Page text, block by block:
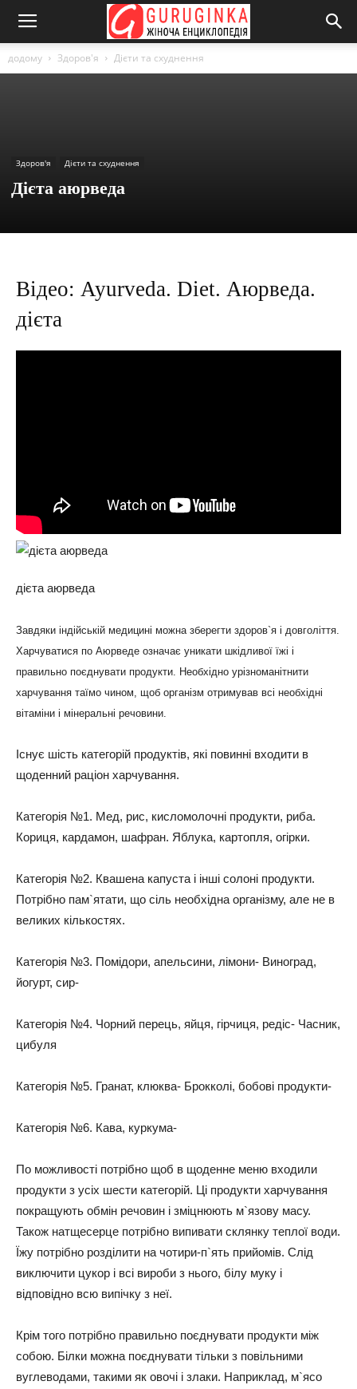
додому Здоров'я Дієти та схуднення
Здоров'я Дієти та схуднення
Дієта аюрведа
Відео: Ayurveda. Diet. Аюрведа.
дієта
дієта аюрведа
Завдяки індійській медицині можна зберегти здоров`я і довголіття.
Харчуватися по Аюрведе означає уникати шкідливої їжі і
правильно поєднувати продукти. Необхідно урізноманітнити
харчування таїмо чином, щоб організм отримував всі необхідні
вітаміни і мінеральні речовини.
Існує шість категорій продуктів, які повинні входити в
щоденний раціон харчування.
Категорія №1. Мед, рис, кисломолочні продукти, риба.
Кориця, кардамон, шафран. Яблука, картопля, огірки.
Категорія №2. Квашена капуста і інші солоні продукти.
Потрібно пам`ятати, що сіль необхідна організму, але не в
великих кількостях.
Категорія №3. Помідори, апельсини, лімони- Виноград,
йогурт, сир-
Категорія №4. Чорний перець, яйця, гірчиця, редіс- Часник,
цибуля
Категорія №5. Гранат, клюква- Брокколі, бобові продукти-
Категорія №6. Кава, куркума-
По можливості потрібно щоб в щоденне меню входили
продукти з усіх шести категорій. Ці продукти харчування
покращують обмін речовин і зміцнюють м`язову масу.
Також натщесерце потрібно випивати склянку теплої води.
Їжу потрібно розділити на чотири-п`ять прийомів. Слід
виключити цукор і всі вироби з нього, білу муку і
відповідно всю випічку з неї.
Крім того потрібно правильно поєднувати продукти між
собою. Білки можна поєднувати тільки з повільними
вуглеводами, такими як овочі і злаки. Наприклад, м`ясо